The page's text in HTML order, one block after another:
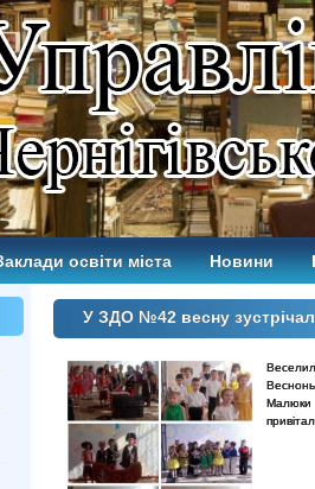
освіти міста Новини
У ЗДО №42 весну
Малюки